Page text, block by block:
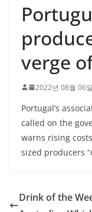
verge
2022년 08월 06일
Portugal’s
called on the
warns rising
sized producers
Drink of the